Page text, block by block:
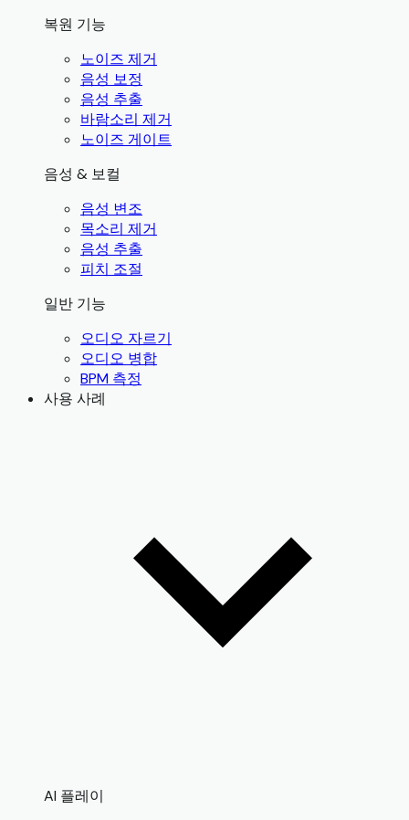
복원 기능
노이즈 제거
음성 보정
음성 추출
바람소리 제거
노이즈 게이트
음성 & 보컬
음성 변조
목소리 제거
음성 추출
피치 조절
일반 기능
오디오 자르기
오디오 병합
BPM 측정
사용 사례
AI 플레이